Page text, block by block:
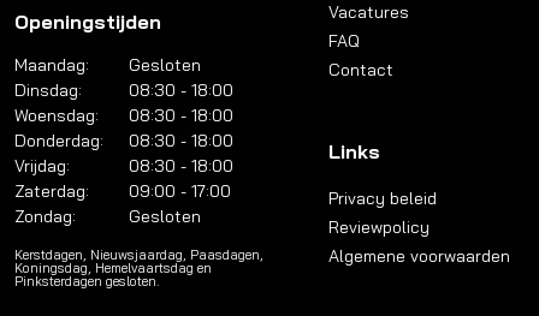
Openingstijden
Maandag:
Gesloten
Dinsdag:
08:30 - 18:00
Woensdag:
08:30 - 18:00
Donderdag:
08:30 - 18:00
Vrijdag:
08:30 - 18:00
Zaterdag:
09:00 - 17:00
Zondag:
Gesloten
Kerstdagen, Nieuwsjaardag, Paasdagen,
Koningsdag, Hemelvaartsdag en
Pinksterdagen gesloten.
Vacatures
FAQ
Contact
Links
Privacy beleid
Reviewpolicy
Algemene voorwaarden